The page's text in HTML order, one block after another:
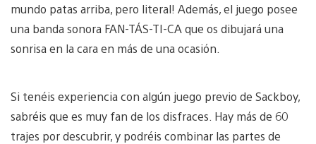
mundo patas arriba, pero literal! Además, el juego posee
una banda sonora FAN-TÁS-TI-CA que os dibujará una
sonrisa en la cara en más de una ocasión.
Si tenéis experiencia con algún juego previo de Sackboy,
sabréis que es muy fan de los disfraces. Hay más de 60
trajes por descubrir, y podréis combinar las partes de